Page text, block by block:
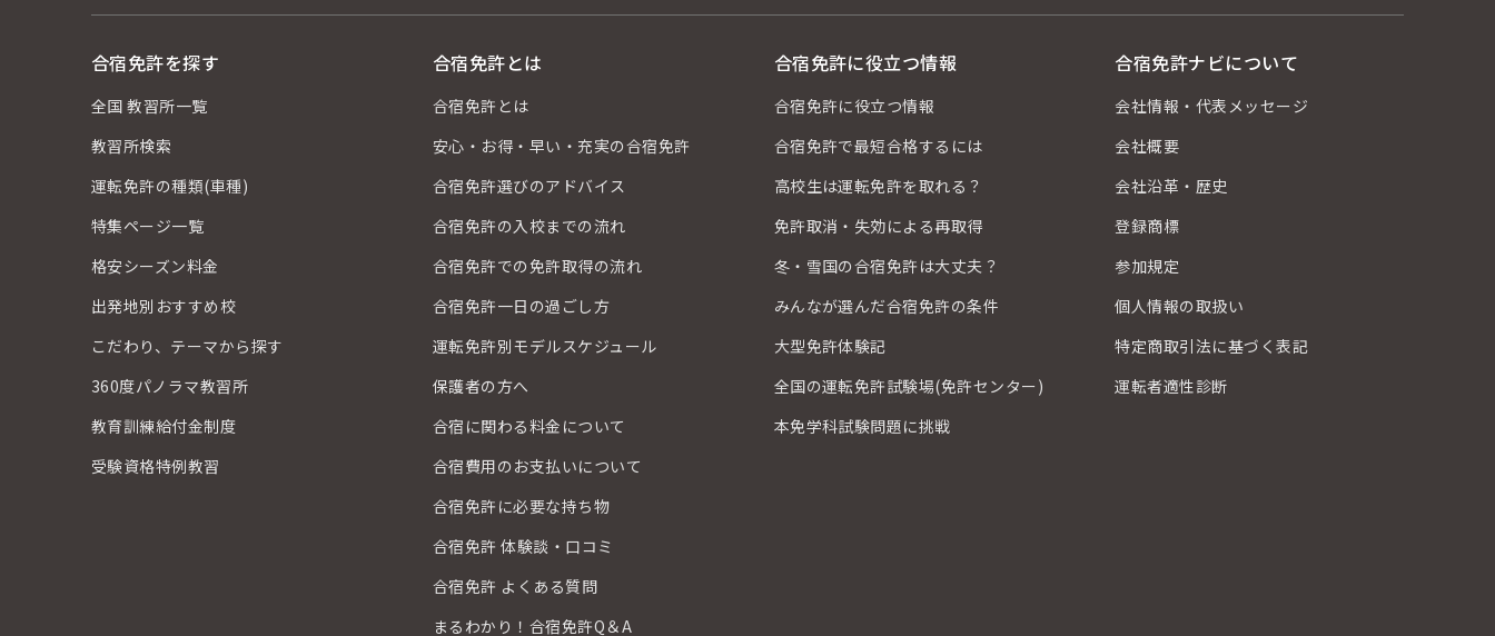
合宿免許を探す
全国 教習所一覧
教習所検索
運転免許の種類(車種)
特集ページ一覧
格安シーズン料金
出発地別おすすめ校
こだわり、テーマから探す
360度パノラマ教習所
教育訓練給付金制度
受験資格特例教習
合宿免許とは
合宿免許とは
安心・お得・早い・充実の合宿免許
合宿免許選びのアドバイス
合宿免許の入校までの流れ
合宿免許での免許取得の流れ
合宿免許一日の過ごし方
運転免許別モデルスケジュール
保護者の方へ
合宿に関わる料金について
合宿費用のお支払いについて
合宿免許に必要な持ち物
合宿免許 体験談・口コミ
合宿免許 よくある質問
まるわかり！合宿免許Q＆A
合宿免許に役立つ情報
合宿免許に役立つ情報
合宿免許で最短合格するには
高校生は運転免許を取れる？
免許取消・失効による再取得
冬・雪国の合宿免許は大丈夫？
みんなが選んだ合宿免許の条件
大型免許体験記
全国の運転免許試験場(免許センター)
本免学科試験問題に挑戦
合宿免許ナビについて
会社情報・代表メッセージ
会社概要
会社沿革・歴史
登録商標
参加規定
個人情報の取扱い
特定商取引法に基づく表記
運転者適性診断